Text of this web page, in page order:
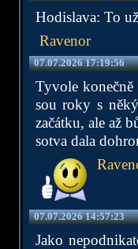
Hodislava: To
Ravenor
07.07.2026 17:19:56
Tyvole
sou roky s
začátku, ale až
sotva dala
07.07.2026 14:57:23
Jako